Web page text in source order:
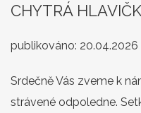
CHYTRÁ
publikováno: 20.04.2026
Srdečně Vás zveme k
strávené odpoledne.